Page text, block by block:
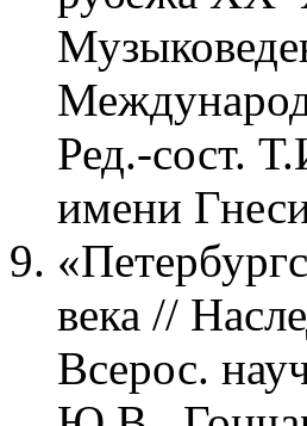
Ред.-сост.
имени
века //
Всерос.